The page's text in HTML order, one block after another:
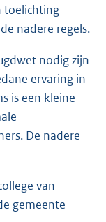
toelichting
nadere regels.
nodig zijn
ervaring in
is een kleine
De nadere
van
gemeente